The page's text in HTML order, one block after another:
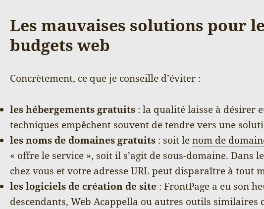
Les mauvaises solutions pour
budgets web
Concrètement, ce que je conseille d’éviter :
les hébergements gratuits : la qualité laisse à désirer
techniques empêchent souvent de tendre vers une
les noms de domaines gratuits : soit lenom de
« offre le service », soit il s’agit de sous-domaine. Dans
chez vous et votre adresse URL peut disparaître à tout
les logiciels de création de site : FrontPage a eu son
descendants, Web Acappella ou autres outils similaires